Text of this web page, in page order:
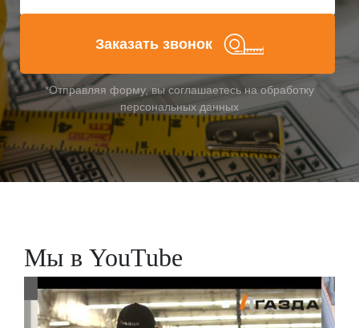
Заказать звонок
*Отправляя форму, вы соглашаетесь на обработку
персональных данных
Мы в YouTube